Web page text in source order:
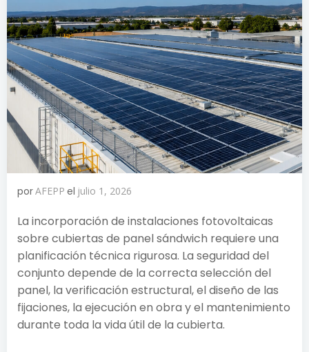
porAFEPP el julio 1, 2026
La incorporación de instalaciones fotovoltaicas
sobre cubiertas de panel sándwich requiere una
planificación técnica rigurosa. La seguridad del
conjunto depende de la correcta selección del
panel, la verificación estructural, el diseño de las
fijaciones, la ejecución en obra y el mantenimiento
durante toda la vida útil de la cubierta.